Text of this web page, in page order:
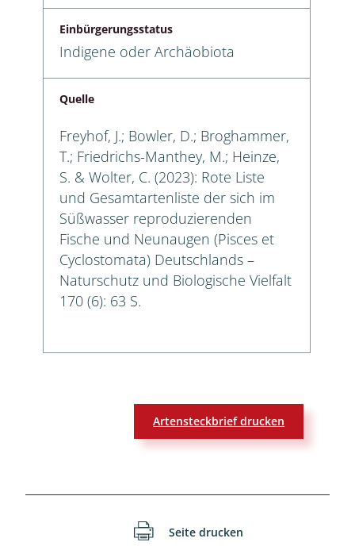
Einbürgerungsstatus
Indigene oder Archäobiota
Quelle
Freyhof, J.; Bowler, D.; Broghammer,
T.; Friedrichs-Manthey, M.; Heinze,
S. & Wolter, C. (2023): Rote Liste
und Gesamtartenliste der sich im
Süßwasser reproduzierenden
Fische und Neunaugen (Pisces et
Cyclostomata) Deutschlands –
Naturschutz und Biologische Vielfalt
170 (6): 63 S.
Artensteckbrief drucken
Seite drucken